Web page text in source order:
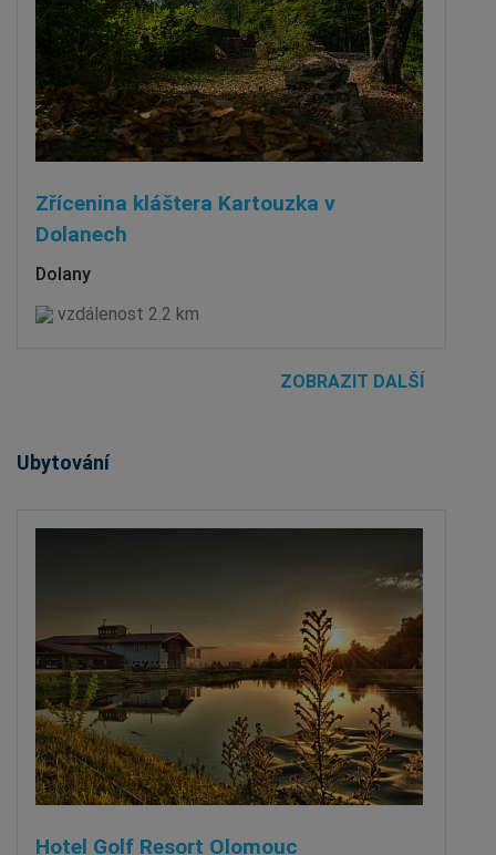
Zřícenina kláštera Kartouzka v
Dolanech
Dolany
vzdálenost 2.2 km
ZOBRAZIT DALŠÍ
Ubytování
Hotel Golf Resort Olomouc